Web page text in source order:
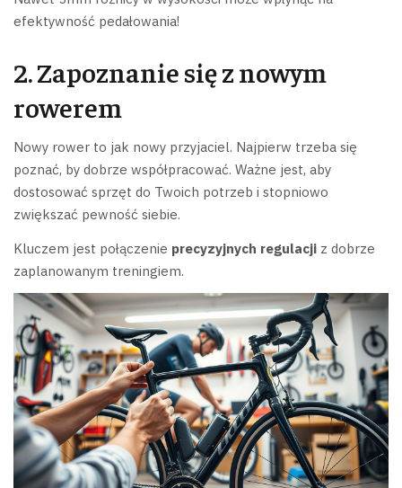
efektywność pedałowania!
2. Zapoznanie się z nowym
rowerem
Nowy rower to jak nowy przyjaciel. Najpierw trzeba się
poznać, by dobrze współpracować. Ważne jest, aby
dostosować sprzęt do Twoich potrzeb i stopniowo
zwiększać pewność siebie.
Kluczem jest połączenie precyzyjnych regulacji z dobrze
zaplanowanym treningiem.